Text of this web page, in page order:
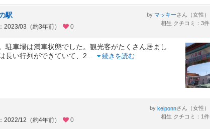
駅
2023/03（約3年前） 0
by マッキーさん（女性）
相生 クチコミ：3件
駐車場は満車状態でした。観光客がたくさん居まし
長い行列ができていて、2
続きを読む
2022/12（約4年前） 0
by keiponnさん（女性）
相生 クチコミ：1件